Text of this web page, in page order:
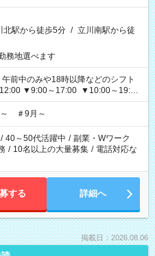
北駅から徒歩5分 / 立川南駅から徒
務地選べます
午前中のみや18時以降などのシフト
▼9:00～17:00 ▼10:00～19:00
～ ＃9月～
/ 40～50代活躍中 / 副業・Wワーク
/ 10名以上の大量募集 / 電話対応な
する 詳細へ
掲載日：2026.08.06